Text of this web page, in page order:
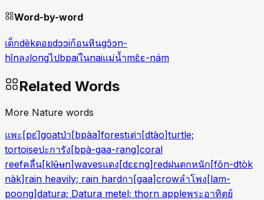
Word-by-word
เด็กdèkดอยdɔɔiก้อนหินgɔ̂ɔn-
hǐnลงlongไปbpaiในnaiแม่น้ำmɛ̂ɛ-nám
Related Words
More Nature words
แพะ[pɛ́]goatป่า[bpàa]forestเต่า[dtào]turtle;
tortoiseปะการัง[bpà-gaa-rang]coral
reefคลื่น[klʉ̂ʉn]wavesแดง[dɛɛng]redฝนตกหนัก[fǒn-dtòk
nàk]rain heavily; rain hardกา[gaa]crowลำโพง[lam-
poong]datura; Datura metel; thorn appleพระอาทิตย์